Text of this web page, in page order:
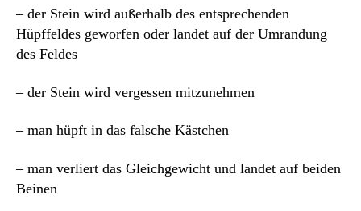
– der Stein wird außerhalb des entsprechenden
Hüpffeldes geworfen oder landet auf der Umrandung
des Feldes
– der Stein wird vergessen mitzunehmen
– man hüpft in das falsche Kästchen
– man verliert das Gleichgewicht und landet auf beiden
Beinen